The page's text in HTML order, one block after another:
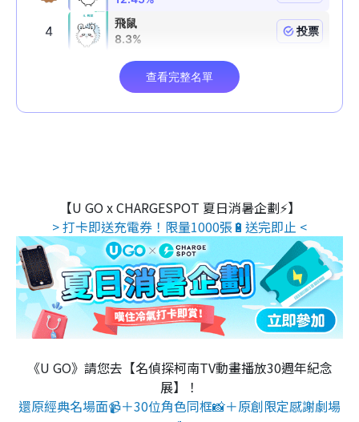
【U GO x CHARGESPOT 夏日消暑企劃⚡】
> 打卡即送充電券！限量1000張🔋送完即止 <
《U GO》請您去【名偵探柯南TV動畫播放30週年紀念
展】！
還原經典名場面📹＋30位角色同框📸＋原創限定感謝劇場